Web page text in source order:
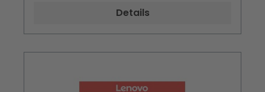
Details